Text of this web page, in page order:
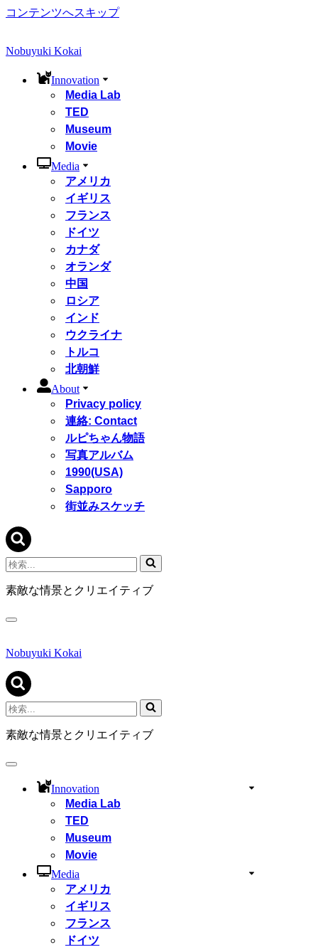
コンテンツへスキップ
Nobuyuki Kokai
Innovation
Media Lab
TED
Museum
Movie
Media
アメリカ
イギリス
フランス
ドイツ
カナダ
オランダ
中国
ロシア
インド
ウクライナ
トルコ
北朝鮮
About
Privacy policy
連絡: Contact
ルピちゃん物語
写真アルバム
1990(USA)
Sapporo
街並みスケッチ
検
索...
素敵な情景とクリエイティブ
ナ
ゲ
シ
ョ
ン
メ
ニ
ュ
Nobuyuki Kokai
検
索...
素敵な情景とクリエイティブ
ナ
Innovation
Media Lab
TED
Museum
Movie
Media
アメリカ
イギリス
フランス
ドイツ